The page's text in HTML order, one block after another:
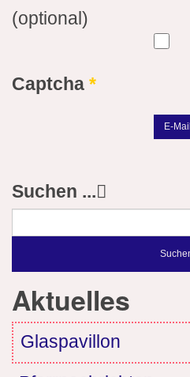
(optional)
Captcha *
E-
Suchen ...
Aktuelles
Glaspavillon